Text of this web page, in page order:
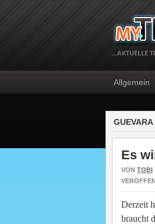
…AKTUELLE
Allgemein
GUEVARA
Es
VON TOBI
Derzeit
braucht